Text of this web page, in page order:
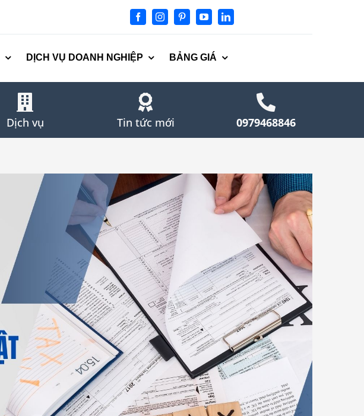
DỊCH VỤ DOANH NGHIỆP BẢNG GIÁ
Dịch vụ Tin tức mới 0979468846